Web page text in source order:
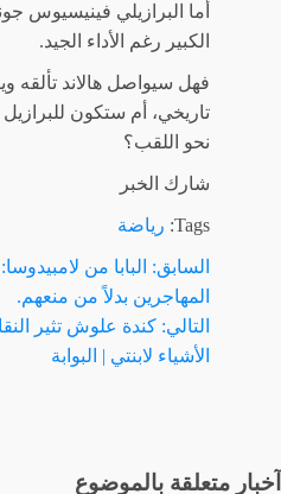
أما البرازيلي فينيسيوس
الكبير رغم الأداء الجيد.
فهل سيواصل هالاند تألقه
تاريخي، أم ستكون
نحو اللقب؟
شارك الخبر
Tags: رياضة
تصفّح
المقالات
السابق: البابا من
المهاجرين بدلاً من منعهم.
التالي: كندة علوش تثير
الأشياء لابنتي | البوابة
آخبار متعلقة بالموضوع